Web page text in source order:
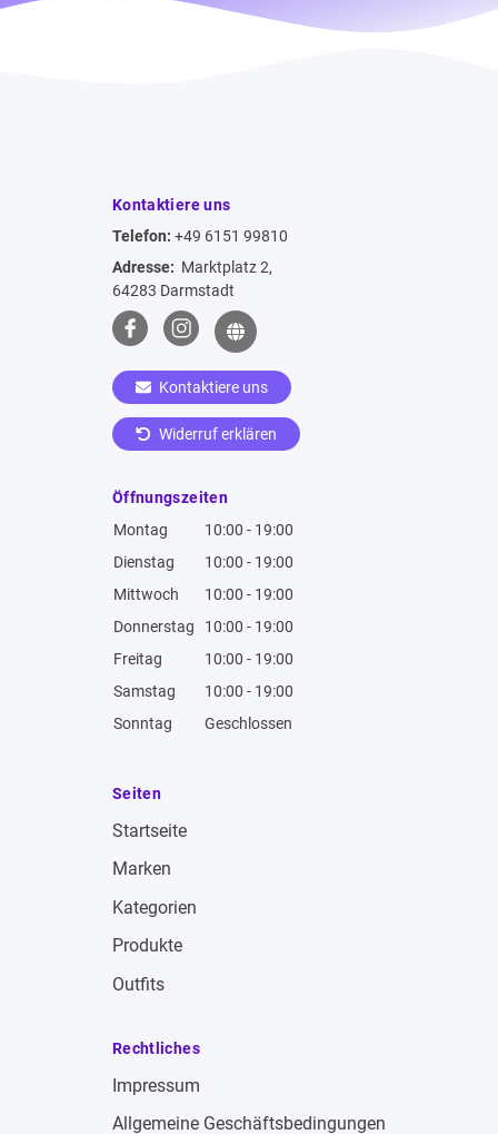
Kontaktiere uns
Telefon: +49 6151 99810
Adresse: Marktplatz 2,
64283 Darmstadt
Kontaktiere uns
Widerruf erklären
Öffnungszeiten
Montag
10:00 - 19:00
Dienstag
10:00 - 19:00
Mittwoch
10:00 - 19:00
Donnerstag
10:00 - 19:00
Freitag
10:00 - 19:00
Samstag
10:00 - 19:00
Sonntag
Geschlossen
Seiten
Startseite
Marken
Kategorien
Produkte
Outfits
Rechtliches
Impressum
Allgemeine Geschäftsbedingungen